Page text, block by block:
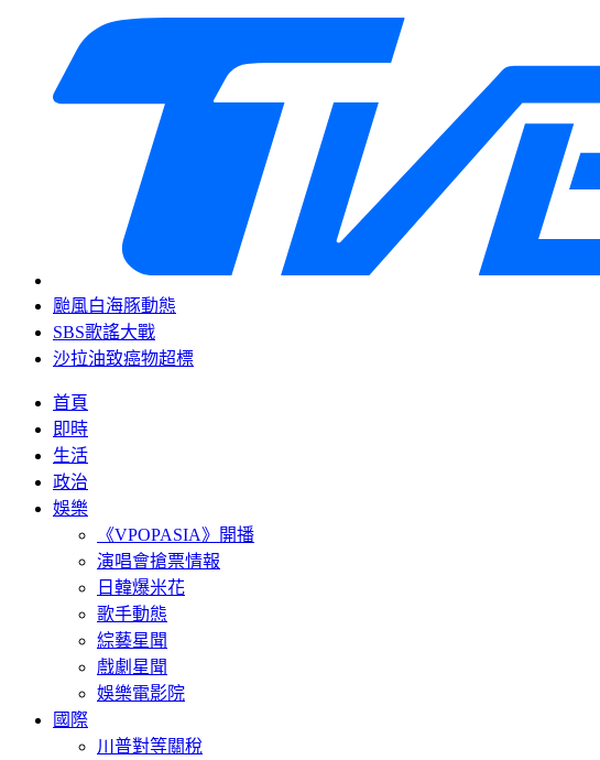
颱風白海豚動態
SBS歌謠大戰
沙拉油致癌物超標
首頁
即時
生活
政治
娛樂
《VPOPASIA》開播
演唱會搶票情報
日韓爆米花
歌手動態
綜藝星聞
戲劇星聞
娛樂電影院
國際
川普對等關稅